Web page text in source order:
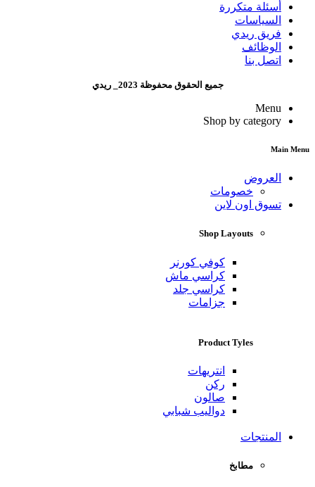
أسئلة متكررة
السياسات
فريق ريدي
الوظائف
اتصل بنا
جميع الحقوق محفوظة 2023_ ريدي
Menu
Shop by category
Main Menu
العروض
خصومات
تسوق اون لاين
Shop Layouts
كوفي كورنر
كراسي ماش
كراسي جلد
جزامات
Product Tyles
انتريهات
ركن
صالون
دواليب شبابي
المنتجات
مطابخ